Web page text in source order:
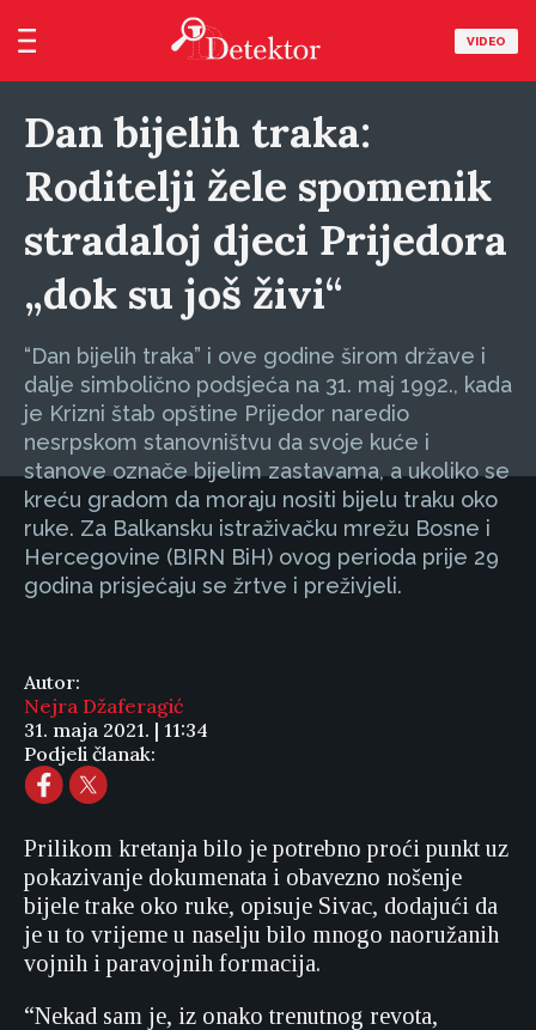
VIDEO
Dan bijelih traka:
Roditelji žele spomenik
stradaloj djeci Prijedora
„dok su još živi“
“Dan bijelih traka” i ove godine širom države i
dalje simbolično podsjeća na 31. maj 1992., kada
je Krizni štab opštine Prijedor naredio
nesrpskom stanovništvu da svoje kuće i
stanove označe bijelim zastavama, a ukoliko se
kreću gradom da moraju nositi bijelu traku oko
ruke. Za Balkansku istraživačku mrežu Bosne i
Hercegovine (BIRN BiH) ovog perioda prije 29
godina prisjećaju se žrtve i preživjeli.
Autor:
Nejra Džaferagić
31. maja 2021. | 11:34
Podjeli članak:
Prilikom kretanja bilo je potrebno proći punkt uz
pokazivanje dokumenata i obavezno nošenje
bijele trake oko ruke, opisuje Sivac, dodajući da
je u to vrijeme u naselju bilo mnogo naoružanih
vojnih i paravojnih formacija.
“Nekad sam je, iz onako trenutnog revota,